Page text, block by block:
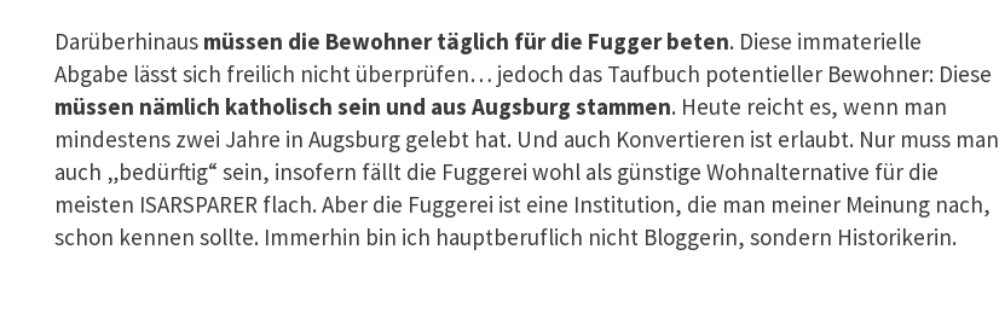
Darüberhinaus müssen die Bewohner täglich für die Fugger beten. Diese immaterielle
Abgabe lässt sich freilich nicht überprüfen… jedoch das Taufbuch potentieller Bewohner: Diese
müssen nämlich katholisch sein und aus Augsburg stammen. Heute reicht es, wenn man
mindestens zwei Jahre in Augsburg gelebt hat. Und auch Konvertieren ist erlaubt. Nur muss man
auch „bedürftig“ sein, insofern fällt die Fuggerei wohl als günstige Wohnalternative für die
meisten ISARSPARER flach. Aber die Fuggerei ist eine Institution, die man meiner Meinung nach,
schon kennen sollte. Immerhin bin ich hauptberuflich nicht Bloggerin, sondern Historikerin.